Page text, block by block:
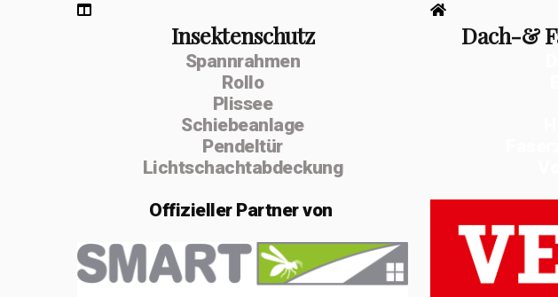
Insektenschutz
Spannrahmen
Rollo
Plissee
Schiebeanlage
Pendeltür
Lichtschachtabdeckung
OffiziellerPartner von
Dach-&
Im Februar 2020
gründete ich die